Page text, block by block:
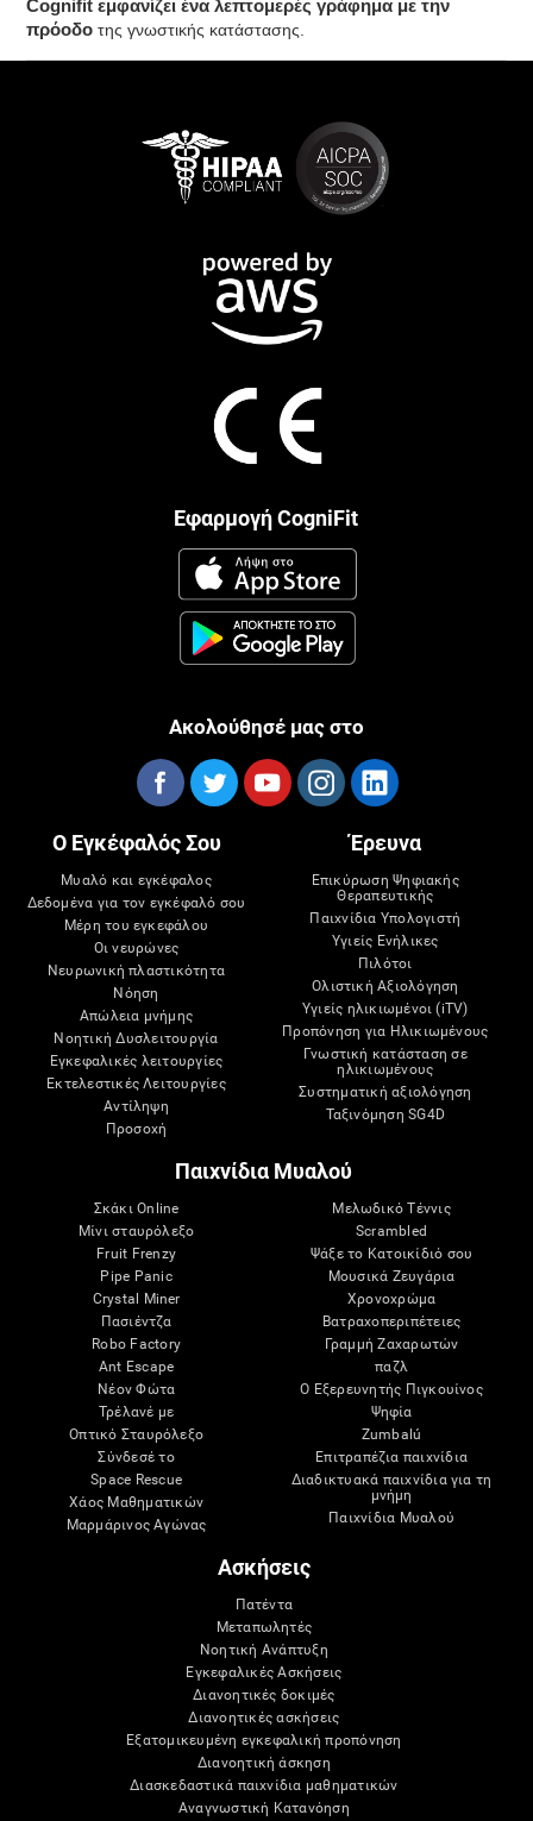
Cognifit εμφανίζει ένα λεπτομερές γράφημα με την
πρόοδο της γνωστικής κατάστασης.
Εφαρμογή CogniFit
Ακολούθησέ μας στο
Ο Εγκέφαλός Σου
Μυαλό και εγκέφαλος
Δεδομένα για τον εγκέφαλό σου
Μέρη του εγκεφάλου
Οι νευρώνες
Νευρωνική πλαστικότητα
Νόηση
Απώλεια μνήμης
Νοητική Δυσλειτουργία
Εγκεφαλικές λειτουργίες
Εκτελεστικές Λειτουργίες
Αντίληψη
Προσοχή
Έρευνα
Επικύρωση Ψηφιακής
Θεραπευτικής
Παιχνίδια Υπολογιστή
Υγιείς Ενήλικες
Πιλότοι
Ολιστική Αξιολόγηση
Υγιείς ηλικιωμένοι (iTV)
Προπόνηση για Ηλικιωμένους
Γνωστική κατάσταση σε
ηλικιωμένους
Συστηματική αξιολόγηση
Ταξινόμηση SG4D
Παιχνίδια Μυαλού
Σκάκι Online
Μίνι σταυρόλεξο
Fruit Frenzy
Pipe Panic
Crystal Miner
Πασιέντζα
Robo Factory
Ant Escape
Νέον Φώτα
Τρέλανέ με
Οπτικό Σταυρόλεξο
Σύνδεσέ το
Space Rescue
Χάος Μαθηματικών
Μαρμάρινος Αγώνας
Μελωδικό Τέννις
Scrambled
Ψάξε το Κατοικίδιό σου
Μουσικά Ζευγάρια
Χρονοχρώμα
Βατραχοπεριπέτειες
Γραμμή Ζαχαρωτών
παζλ
Ο Εξερευνητής Πιγκουίνος
Ψηφία
Zumbalú
Επιτραπέζια παιχνίδια
Διαδικτυακά παιχνίδια για τη
μνήμη
Παιχνίδια Μυαλού
Ασκήσεις
Πατέντα
Μεταπωλητές
Νοητική Ανάπτυξη
Εγκεφαλικές Ασκήσεις
Διανοητικές δοκιμές
Διανοητικές ασκήσεις
Εξατομικευμένη εγκεφαλική προπόνηση
Διανοητική άσκηση
Διασκεδαστικά παιχνίδια μαθηματικών
Αναγνωστική Κατανόηση